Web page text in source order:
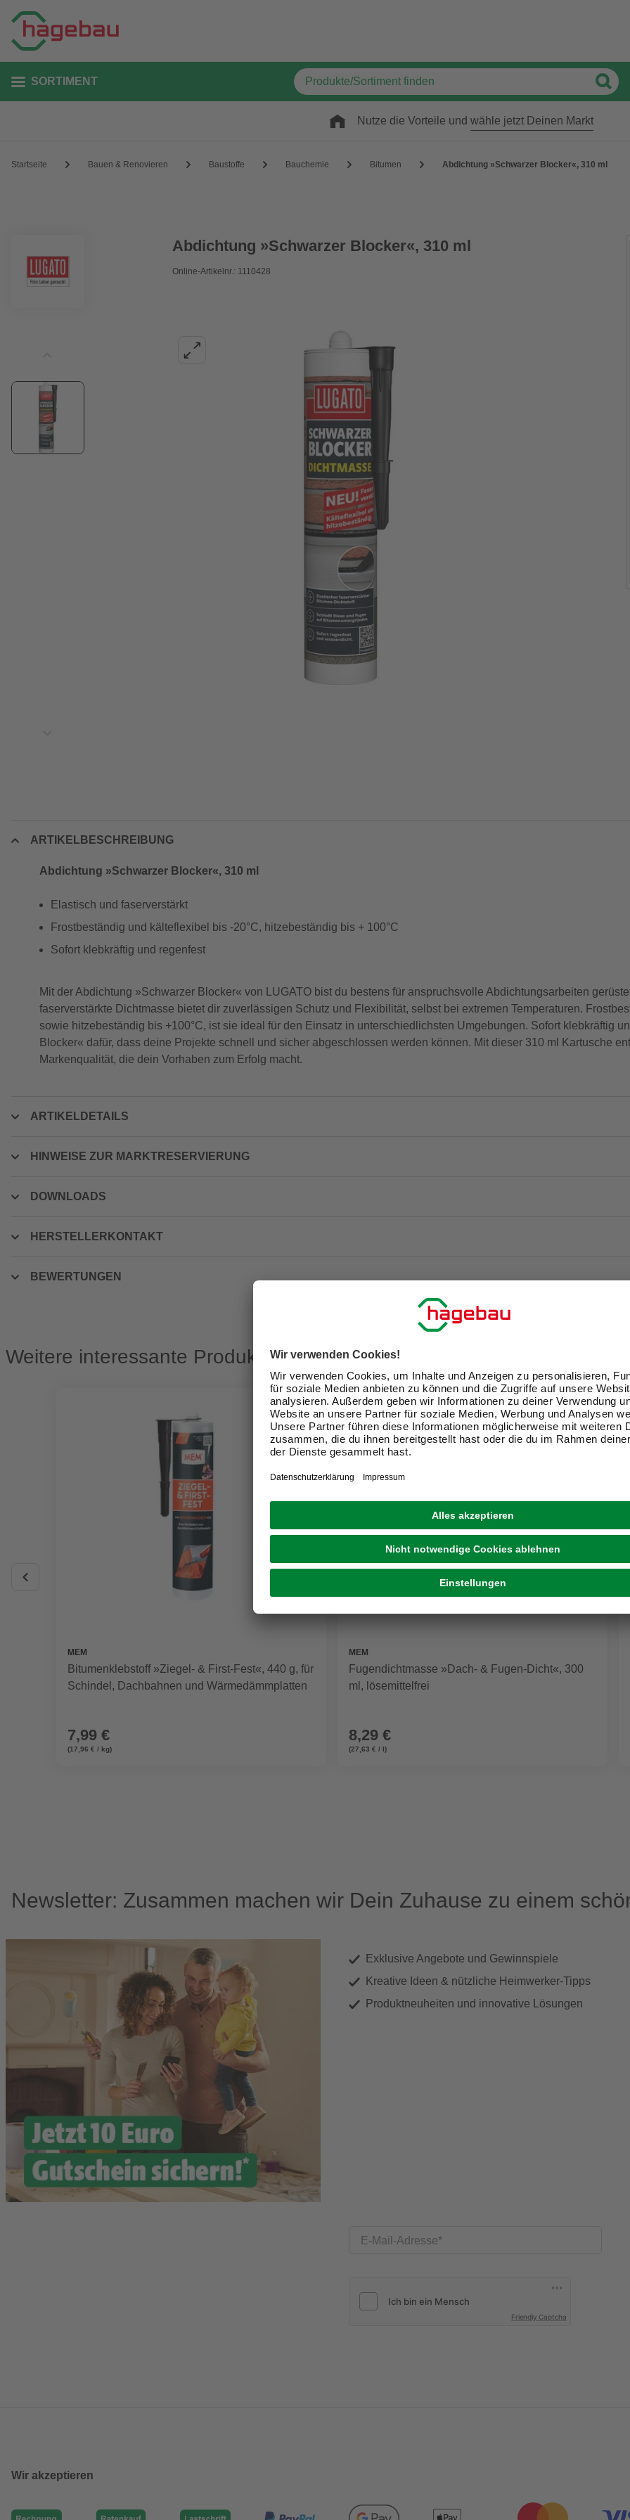
SORTIMENT
Nutze die Vorteile und wähle jetzt Deinen Markt
Startseite Bauen & Renovieren Baustoffe Bauchemie Bitumen Abdichtung »Schwarzer Blocker«, 310 ml
Abdichtung »Schwarzer Blocker«, 310 ml
Online-Artikelnr.: 1110428
ARTIKELBESCHREIBUNG
Abdichtung »Schwarzer Blocker«, 310 ml
Elastisch und faserverstärkt
Frostbeständig und kälteflexibel bis -20°C, hitzebeständig bis + 100°C
Sofort klebkräftig und regenfest
Mit der Abdichtung »Schwarzer Blocker« von LUGATO bist du bestens für anspruchsvolle Abdichtungsarbeiten
faserverstärkte Dichtmasse bietet dir zuverlässigen Schutz und Flexibilität, selbst bei extremen Temperaturen.
sowie hitzebeständig bis +100°C, ist sie ideal für den Einsatz in unterschiedlichsten Umgebungen. Sofort klebkräftig
Blocker« dafür, dass deine Projekte schnell und sicher abgeschlossen werden können. Mit dieser 310 ml Kartusche
Markenqualität, die dein Vorhaben zum Erfolg macht.
ARTIKELDETAILS
HINWEISE ZUR MARKTRESERVIERUNG
DOWNLOADS
HERSTELLERKONTAKT
BEWERTUNGEN
Weitere interessante Produkte
MEM
Bitumenklebstoff »Ziegel- & First-Fest«, 440 g, für
Schindel, Dachbahnen und Wärmedämmplatten
7,99 €
(17,96 € / kg)
MEM
Fugendichtmasse »Dach- & Fugen-Dicht«, 300
ml, lösemittelfrei
8,29 €
(27,63 € / l)
Newsletter: Zusammen machen wir Dein Zuhause zu einem
Exklusive Angebote und Gewinnspiele
Kreative Ideen & nützliche Heimwerker-Tipps
Produktneuheiten und innovative Lösungen
E-Mail-Adresse
Friendly Captcha
Wir akzeptieren